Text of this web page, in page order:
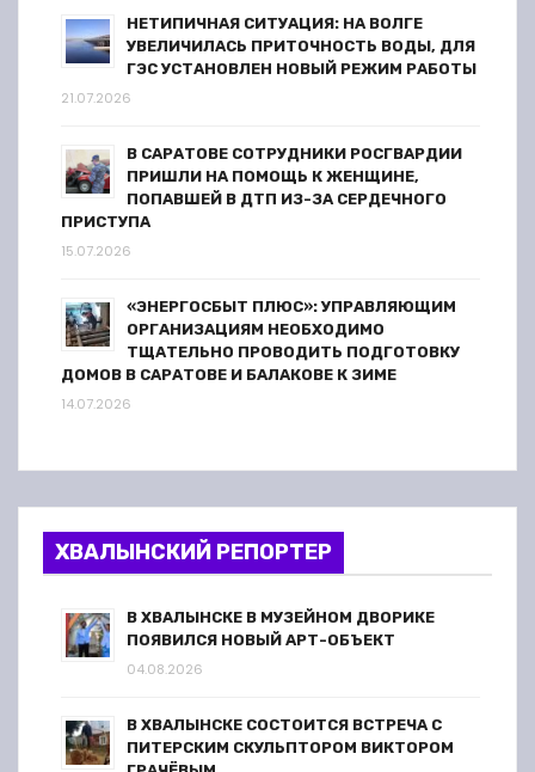
НЕТИПИЧНАЯ СИТУАЦИЯ: НА ВОЛГЕ
УВЕЛИЧИЛАСЬ ПРИТОЧНОСТЬ ВОДЫ, ДЛЯ
ГЭС УСТАНОВЛЕН НОВЫЙ РЕЖИМ РАБОТЫ
21.07.2026
В САРАТОВЕ СОТРУДНИКИ РОСГВАРДИИ
ПРИШЛИ НА ПОМОЩЬ К ЖЕНЩИНЕ,
ПОПАВШЕЙ В ДТП ИЗ-ЗА СЕРДЕЧНОГО
ПРИСТУПА
15.07.2026
«ЭНЕРГОСБЫТ ПЛЮС»: УПРАВЛЯЮЩИМ
ОРГАНИЗАЦИЯМ НЕОБХОДИМО
ТЩАТЕЛЬНО ПРОВОДИТЬ ПОДГОТОВКУ
ДОМОВ В САРАТОВЕ И БАЛАКОВЕ К ЗИМЕ
14.07.2026
ХВАЛЫНСКИЙ РЕПОРТЕР
В ХВАЛЫНСКЕ В МУЗЕЙНОМ ДВОРИКЕ
ПОЯВИЛСЯ НОВЫЙ АРТ-ОБЪЕКТ
04.08.2026
В ХВАЛЫНСКЕ СОСТОИТСЯ ВСТРЕЧА С
ПИТЕРСКИМ СКУЛЬПТОРОМ ВИКТОРОМ